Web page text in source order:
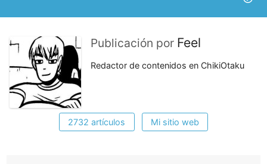
Publicación por Feel
Redactor de contenidos en ChikiOtaku
2732 artículos Mi sitio web